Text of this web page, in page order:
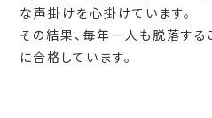
な声掛けを心掛けています。
その結果、毎年一人も脱落する
に合格しています。